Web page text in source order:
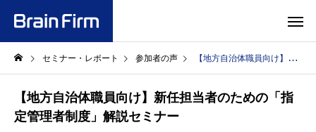
セミナー・レポート 参加者の声 【地方自治体職員向け】新任担当者のための「指定管理者制度」解説セミナー
【地方自治体職員向け】新任担当者のための「指
定管理者制度」解説セミナー